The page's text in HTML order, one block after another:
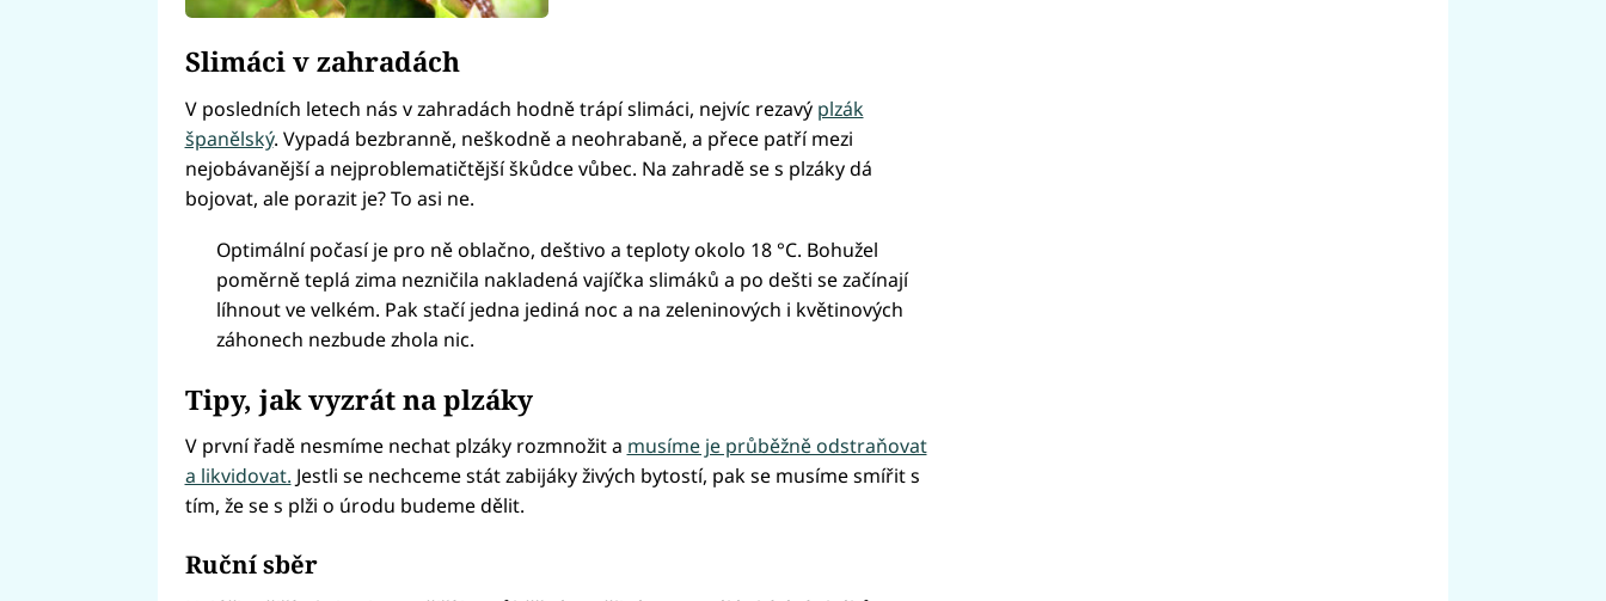
Slimáci v zahradách
V posledních letech nás v zahradách hodně trápí slimáci, nejvíc rezavý plzák
španělský. Vypadá bezbranně, neškodně a neohrabaně, a přece patří mezi
nejobávanější a nejproblematičtější škůdce vůbec. Na zahradě se s plzáky dá
bojovat, ale porazit je? To asi ne.
Optimální počasí je pro ně oblačno, deštivo a teploty okolo 18 °C. Bohužel
poměrně teplá zima nezničila nakladená vajíčka slimáků a po dešti se začínají
líhnout ve velkém. Pak stačí jedna jediná noc a na zeleninových i květinových
záhonech nezbude zhola nic.
Tipy, jak vyzrát na plzáky
V první řadě nesmíme nechat plzáky rozmnožit a musíme je průběžně odstraňovat
a likvidovat. Jestli se nechceme stát zabijáky živých bytostí, pak se musíme smířit s
tím, že se s plži o úrodu budeme dělit.
Ruční sběr